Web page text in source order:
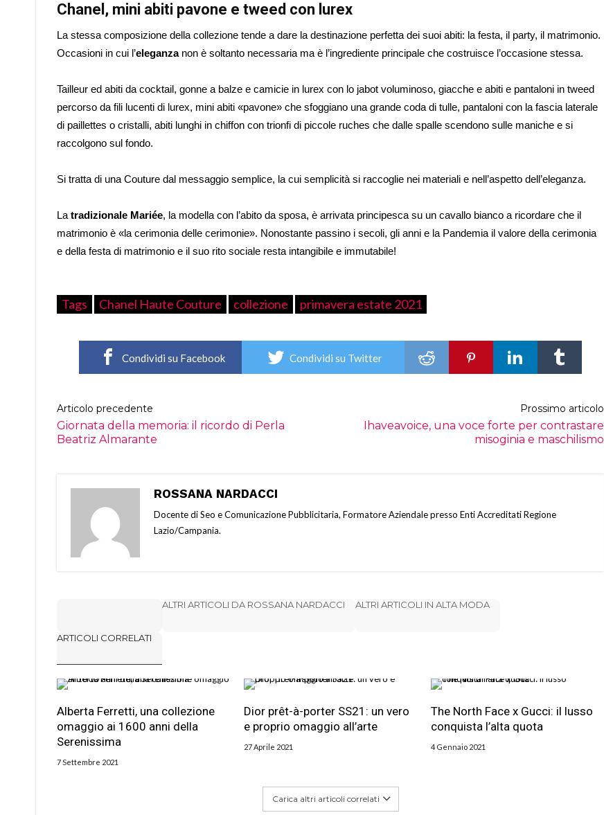
Chanel, mini abiti pavone e tweed con lurex
La stessa composizione della collezione tende a dare la destinazione perfetta dei suoi abiti: la festa, il party, il matrimonio.
Occasioni in cui l’eleganzanon è soltanto necessaria ma è l’ingrediente principale che costruisce l’occasione stessa.
Tailleur ed abiti da cocktail, gonne a balze e camicie in lurex con lo jabot voluminoso, giacche e abiti e pantaloni in tweed
percorso da fili lucenti di lurex, mini abiti «pavone» che sfoggiano una grande coda di tulle, pantaloni con la fascia laterale
di paillettes o cristalli, abiti lunghi in chiffon con trionfi di piccole ruches che dalle spalle scendono sulle maniche e si
raccolgono sul fondo.
Si tratta di una Couture dal messaggio semplice, la cui semplicità si raccoglie nei materiali e nell’aspetto dell’eleganza.
La tradizionale Mariée, la modella con l’abito da sposa, è arrivata principesca su un cavallo bianco a ricordare che il
matrimonio è «la cerimonia delle cerimonie». Nonostante passino i secoli, gli anni e la Pandemia il valore della cerimonia
e della festa di matrimonio e il suo rito sociale resta intangibile e immutabile!
Tags Chanel Haute Couture collezione primavera estate 2021
Condividi su Facebook Condividi su Twitter
Articolo precedente
Giornata della memoria: il ricordo di Perla
Beatriz Almarante
Prossimo articolo
Ihaveavoice, una voce forte per contrastare
misoginia e maschilismo
ROSSANA NARDACCI
Docente di Seo e Comunicazione Pubblicitaria, Formatore Aziendale presso Enti Accreditati Regione
Lazio/Campania.
ARTICOLI CORRELATI
ALTRI ARTICOLI DA ROSSANA NARDACCI ALTRI ARTICOLI IN ALTA MODA
Alberta Ferretti, una collezione
omaggio ai 1600 anni della
Serenissima
7 Settembre 2021
Dior prêt-à-porter SS21: un vero
e proprio omaggio all’arte
27 Aprile 2021
The North Face x Gucci: il lusso
conquista l’alta quota
4 Gennaio 2021
Carica altri articoli correlati